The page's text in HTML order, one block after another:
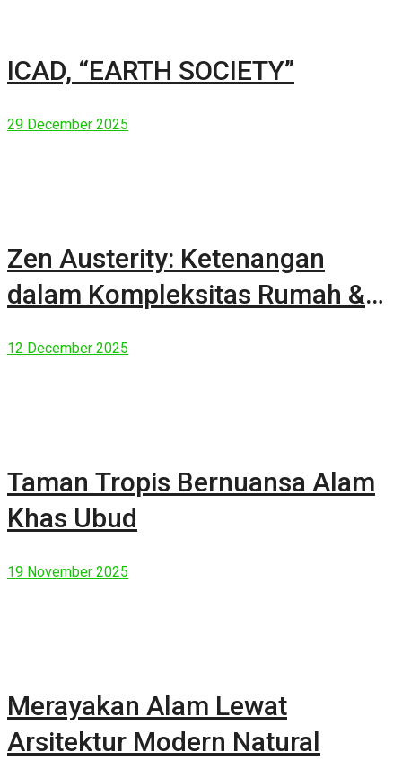
ICAD, “EARTH SOCIETY”
29 December 2025
Zen Austerity: Ketenangan
dalam Kompleksitas Rumah &
12 December 2025
Taman Tropis Bernuansa Alam
Khas Ubud
19 November 2025
Merayakan Alam Lewat
Arsitektur Modern Natural